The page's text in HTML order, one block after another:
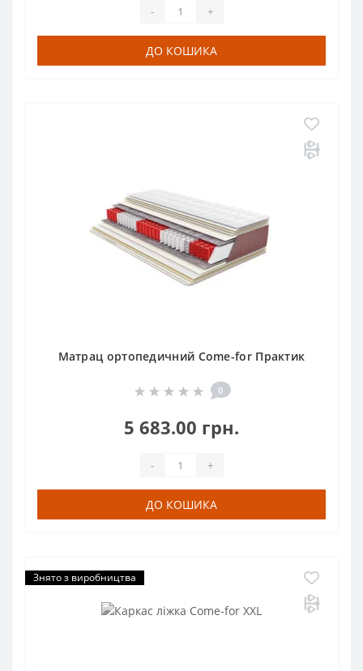
- +
ДО КОШИКА
Матрац ортопедичний Come-for Практик
0
5 683.00 грн.
- +
ДО КОШИКА
Знято з виробництва